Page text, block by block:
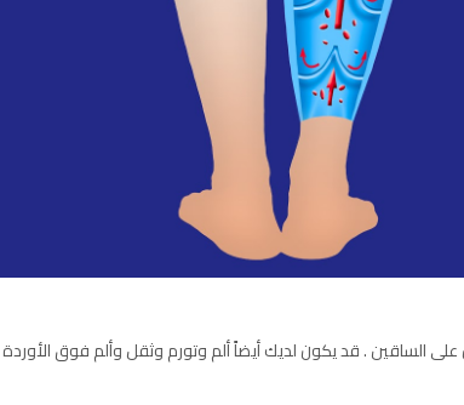
الساقين . قد يكون لديك أيضاً ألم وتورم وثقل وألم فوق الأوردة